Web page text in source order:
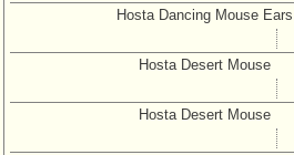
Hosta Dancing Mouse Ears
Hosta Desert Mouse
Hosta Desert Mouse